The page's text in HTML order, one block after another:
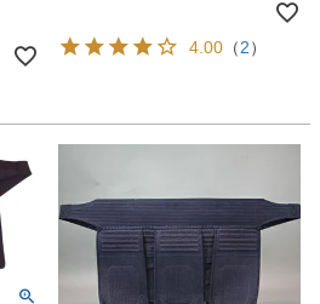
4.00 （2）